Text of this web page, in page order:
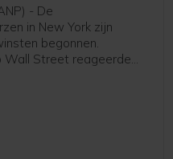
- De
in New York zijn
begonnen.
Wall Street reageerden